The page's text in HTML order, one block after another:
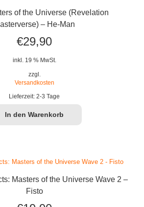
of the Universe (Revelation
– He-Man
€29,90
inkl. 19 % MwSt.
zzgl.
Versandkosten
Lieferzeit: 2-3 Tage
In den Warenkorb
Masters of the Universe Wave 2 –
Fisto